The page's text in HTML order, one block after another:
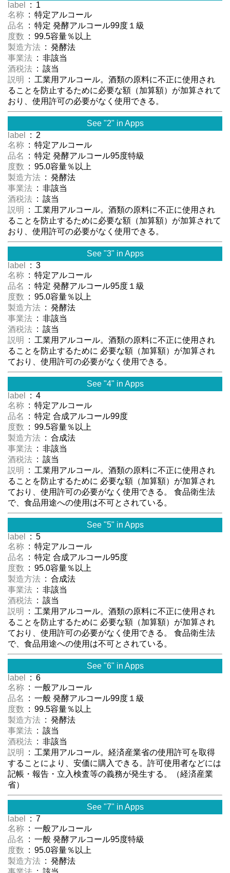
label
: 1
名称 : 特定アルコール
品名
: 特定 発酵アルコール99度１級
度数 : 99.5容量％以上
製造方法 : 発酵法
事業法 : 非該当
酒税法 : 該当
説明
: 工業用アルコール。酒類の原料に不正に使用され
ることを防止するために必要な額（加算額）が加算されて
おり、使用許可の必要がなく使用できる。
See "2" in Apps
label
: 2
名称 : 特定アルコール
品名
: 特定 発酵アルコール95度特級
度数 : 95.0容量％以上
製造方法 : 発酵法
事業法 : 非該当
酒税法 : 該当
説明
: 工業用アルコール。酒類の原料に不正に使用され
ることを防止するために必要な額（加算額）が加算されて
おり、使用許可の必要がなく使用できる。
See "3" in Apps
label
: 3
名称 : 特定アルコール
品名
: 特定 発酵アルコール95度１級
度数 : 95.0容量％以上
製造方法 : 発酵法
事業法 : 非該当
酒税法 : 該当
説明
: 工業用アルコール。酒類の原料に不正に使用され
ることを防止するために 必要な額（加算額）が加算され
ており、使用許可の必要がなく使用できる。
See "4" in Apps
label
: 4
名称 : 特定アルコール
品名
: 特定 合成アルコール99度
度数 : 99.5容量％以上
製造方法 : 合成法
事業法 : 非該当
酒税法 : 該当
説明
: 工業用アルコール。酒類の原料に不正に使用され
ることを防止するために 必要な額（加算額）が加算され
ており、使用許可の必要がなく使用できる。 食品衛生法
で、食品用途への使用は不可とされている。
See "5" in Apps
label
: 5
名称 : 特定アルコール
品名
: 特定 合成アルコール95度
度数 : 95.0容量％以上
製造方法 : 合成法
事業法 : 非該当
酒税法 : 該当
説明
: 工業用アルコール。酒類の原料に不正に使用され
ることを防止するために 必要な額（加算額）が加算され
ており、使用許可の必要がなく使用できる。 食品衛生法
で、食品用途への使用は不可とされている。
See "6" in Apps
label
: 6
名称 : 一般アルコール
品名
: 一般 発酵アルコール99度１級
度数 : 99.5容量％以上
製造方法 : 発酵法
事業法 : 該当
酒税法 : 非該当
説明
: 工業用アルコール。経済産業省の使用許可を取得
することにより、安価に購入できる。許可使用者などには
記帳・報告・立入検査等の義務が発生する。（経済産業
省）
See "7" in Apps
label
: 7
名称 : 一般アルコール
品名
: 一般 発酵アルコール95度特級
度数 : 95.0容量％以上
製造方法 : 発酵法